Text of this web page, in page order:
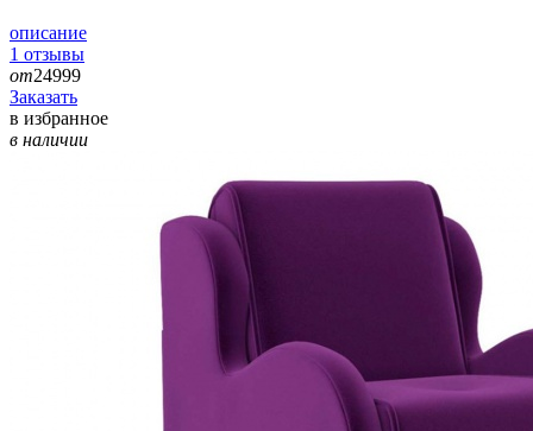
описание
1 отзывы
от24999
Заказать
в избранное
в наличии